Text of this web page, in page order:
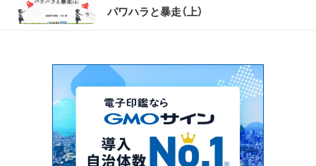
パワハラと暴走（上）